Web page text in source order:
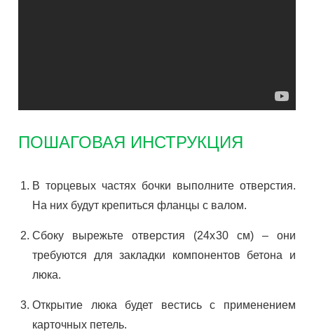
ПОШАГОВАЯ ИНСТРУКЦИЯ
В торцевых частях бочки выполните отверстия.
На них будут крепиться фланцы с валом.
Сбоку вырежьте отверстия (24х30 см) – они
требуются для закладки компонентов бетона и
люка.
Открытие люка будет вестись с применением
карточных петель.